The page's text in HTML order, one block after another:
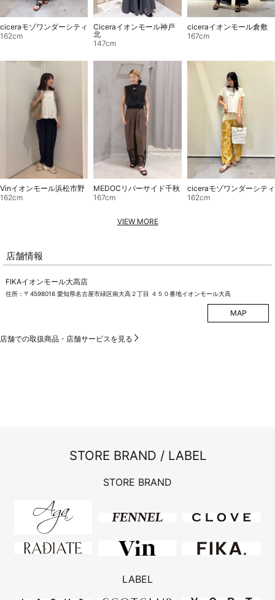
ciceraモゾワンダーシティ
162cm
Ciceraイオンモール神戸
北
147cm
ciceraイオンモール倉敷
167cm
Vinイオンモール浜松市野
162cm
MEDOCリバーサイド千秋
167cm
ciceraモゾワンダーシティ
162cm
VIEW MORE
店舗情報
FIKAイオンモール大高店
住所：〒4598016 愛知県名古屋市緑区南大高２丁目 ４５０番地イオンモール大高
MAP
店舗での取扱商品・店舗サービスを見る
STORE BRAND / LABEL
STORE BRAND
LABEL